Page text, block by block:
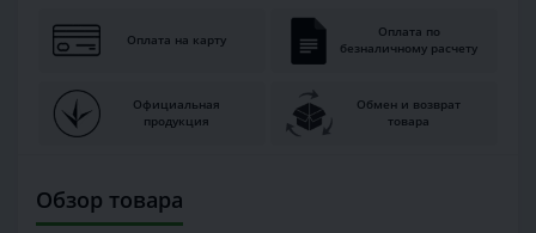
Оплата на карту
Оплата по
безналичному расчету
Официальная
продукция
Обмен и возврат
товара
Обзор товара